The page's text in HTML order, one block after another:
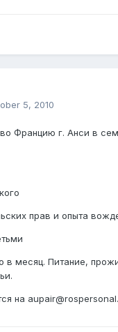
5, 2010
во Францию г. Анси в
прав и опыта
в месяц. Питание,
на